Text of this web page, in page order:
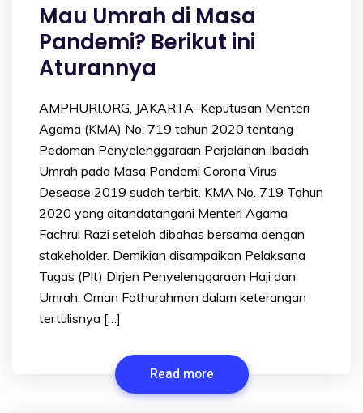
Mau Umrah di Masa
Pandemi? Berikut ini
Aturannya
AMPHURI.ORG, JAKARTA–Keputusan Menteri
Agama (KMA) No. 719 tahun 2020 tentang
Pedoman Penyelenggaraan Perjalanan Ibadah
Umrah pada Masa Pandemi Corona Virus
Desease 2019 sudah terbit. KMA No. 719 Tahun
2020 yang ditandatangani Menteri Agama
Fachrul Razi setelah dibahas bersama dengan
stakeholder. Demikian disampaikan Pelaksana
Tugas (Plt) Dirjen Penyelenggaraan Haji dan
Umrah, Oman Fathurahman dalam keterangan
tertulisnya […]
Read more